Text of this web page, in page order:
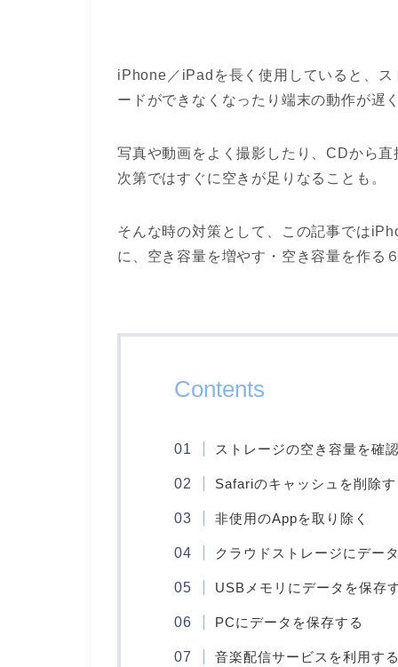
iPhone／iPadを長く使用していると、
ードができなくなったり端末の動作が遅
写真や動画をよく撮影したり、CDから
次第ではすぐに空きが足りなることも。
そんな時の対策として、この記事では
に、空き容量を増やす・空き容量を作る
Contents
ストレージの空き容量を確
Safariのキャッシュを削除
非使用のAppを取り除く
クラウドストレージにデー
USBメモリにデータを保存
PCにデータを保存する
音楽配信サービスを利用す